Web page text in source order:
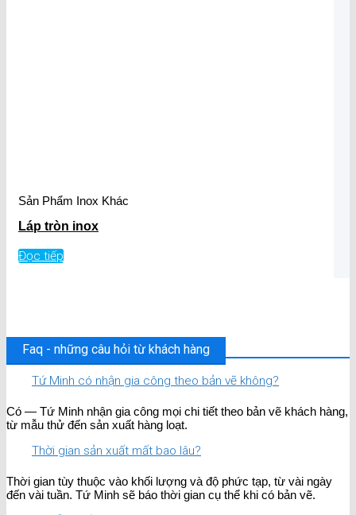
Sản Phẩm Inox Khác
Láp tròn inox
Đọc tiếp
Faq - những câu hỏi từ khách hàng
Tứ Minh có nhận gia công theo bản vẽ không?
Có — Tứ Minh nhận gia công mọi chi tiết theo bản vẽ khách hàng,
từ mẫu thử đến sản xuất hàng loạt.
Thời gian sản xuất mất bao lâu?
Thời gian tùy thuộc vào khối lượng và độ phức tạp, từ vài ngày
đến vài tuần. Tứ Minh sẽ báo thời gian cụ thể khi có bản vẽ.